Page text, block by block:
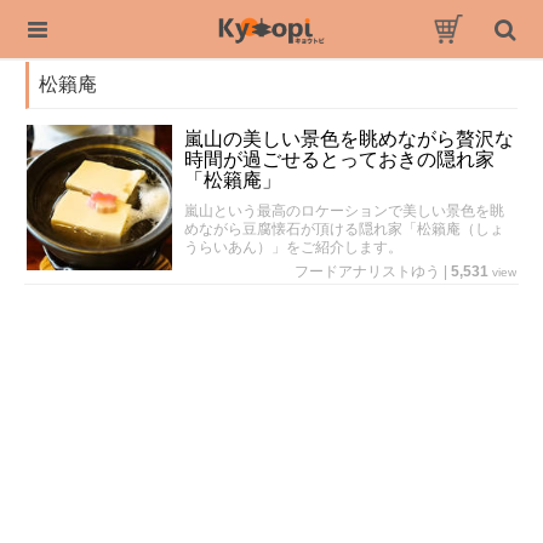
松籟庵
嵐山の美しい景色を眺めながら贅沢な
時間が過ごせるとっておきの隠れ家
「松籟庵」
嵐山という最高のロケーションで美しい景色を眺
めながら豆腐懐石が頂ける隠れ家「松籟庵（しょ
うらいあん）」をご紹介します。
フードアナリストゆう
5,531 view